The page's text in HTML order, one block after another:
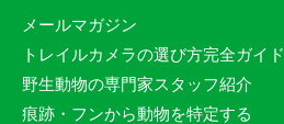
メールマガジン
トレイルカメラの選び方完全ガイド
野生動物の専門家スタッフ紹介
痕跡・フンから動物を特定する